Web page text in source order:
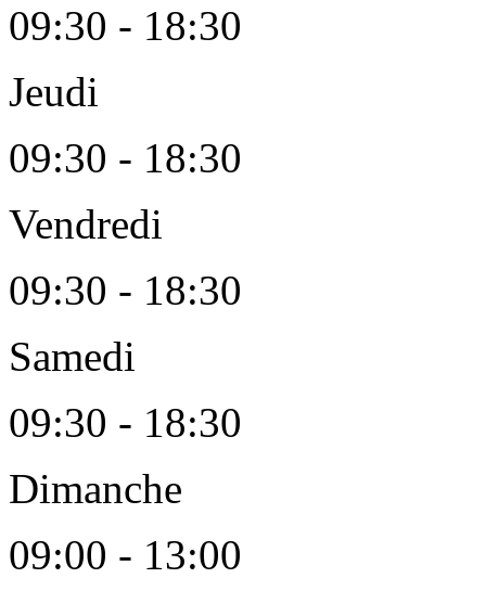
09:30 - 18:30
Jeudi
09:30 - 18:30
Vendredi
09:30 - 18:30
Samedi
09:30 - 18:30
Dimanche
09:00 - 13:00